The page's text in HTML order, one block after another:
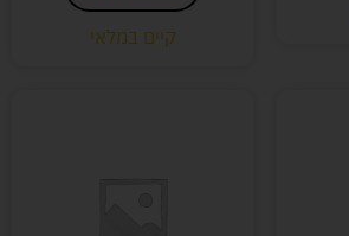
קיים במלאי